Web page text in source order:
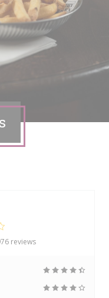
reviews